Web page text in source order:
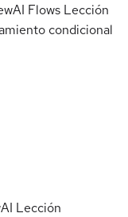
Flows Lección
condicional
Lección